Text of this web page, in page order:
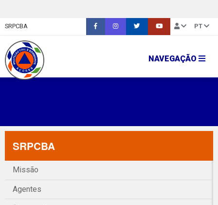
SRPCBA PT
NAVEGAÇÃO
SRPCBA
Missão
Agentes